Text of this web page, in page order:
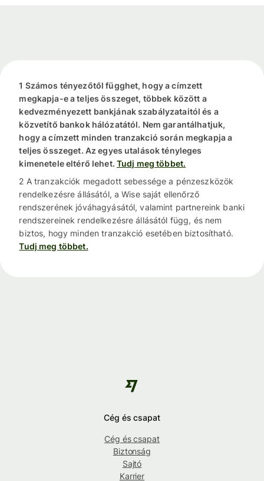
1 Számos tényezőtől függhet, hogy a címzett
megkapja-e a teljes összeget, többek között a
kedvezményezett bankjának szabályzataitól és a
közvetítő bankok hálózatától. Nem garantálhatjuk,
hogy a címzett minden tranzakció során megkapja a
teljes összeget. Az egyes utalások tényleges
kimenetele eltérő lehet. Tudj meg többet.
2 A tranzakciók megadott sebessége a pénzeszközök
rendelkezésre állásától, a Wise saját ellenőrző
rendszerének jóváhagyásától, valamint partnereink banki
rendszereinek rendelkezésre állásától függ, és nem
biztos, hogy minden tranzakció esetében biztosítható.
Tudj meg többet.
Cég és csapat
Cég és csapat
Biztonság
Sajtó
Karrier